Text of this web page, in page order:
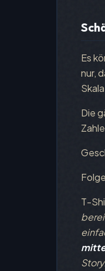
Es
nur,
Die
T-